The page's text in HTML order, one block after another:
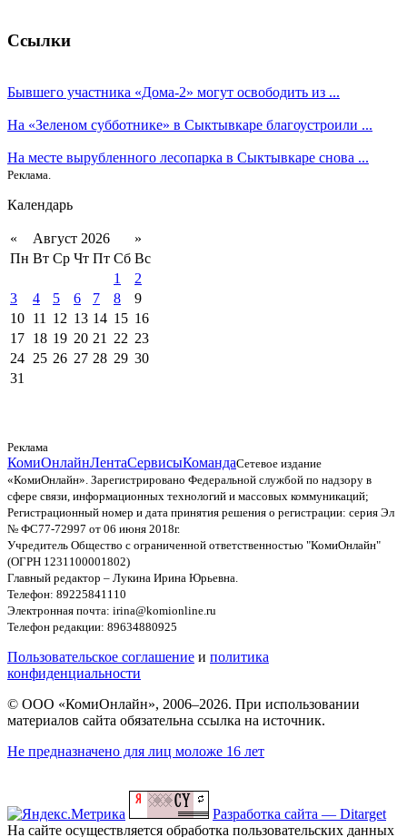
Ссылки
Бывшего участника «Дома-2» могут освободить из ...
На «Зеленом субботнике» в Сыктывкаре благоустроили ...
На месте вырубленного лесопарка в Сыктывкаре снова ...
Реклама.
Календарь
« Август 2026
»
Пн Вт Ср Чт Пт Сб Вс
1
2
3
4 5 6 7 8
9
10 11 12 13 14 15 16
17 18 19 20 21 22 23
24 25 26 27 28 29 30
31
Реклама
КомиОнлайнЛентаСервисыКомандаСетевое издание
«КомиОнлайн». Зарегистрировано Федеральной службой по надзору в
сфере связи, информационных технологий и массовых коммуникаций;
Регистрационный номер и дата принятия решения о регистрации: серия Эл
№ ФС77-72997 от 06 июня 2018г.
Учредитель Общество с ограниченной ответственностью "КомиОнлайн"
(ОГРН 1231100001802)
Главный редактор – Лукина Ирина Юрьевна.
Телефон: 89225841110
Электронная почта: irina@komionline.ru
Телефон редакции: 89634880925
Пользовательское соглашение и политика
конфиденциальности
© ООО «КомиОнлайн», 2006–2026. При использовании
материалов сайта обязательна ссылка на источник.
Не предназначено для лиц моложе 16 лет
Разработка сайта — Ditarget
На сайте осуществляется обработка пользовательских данных